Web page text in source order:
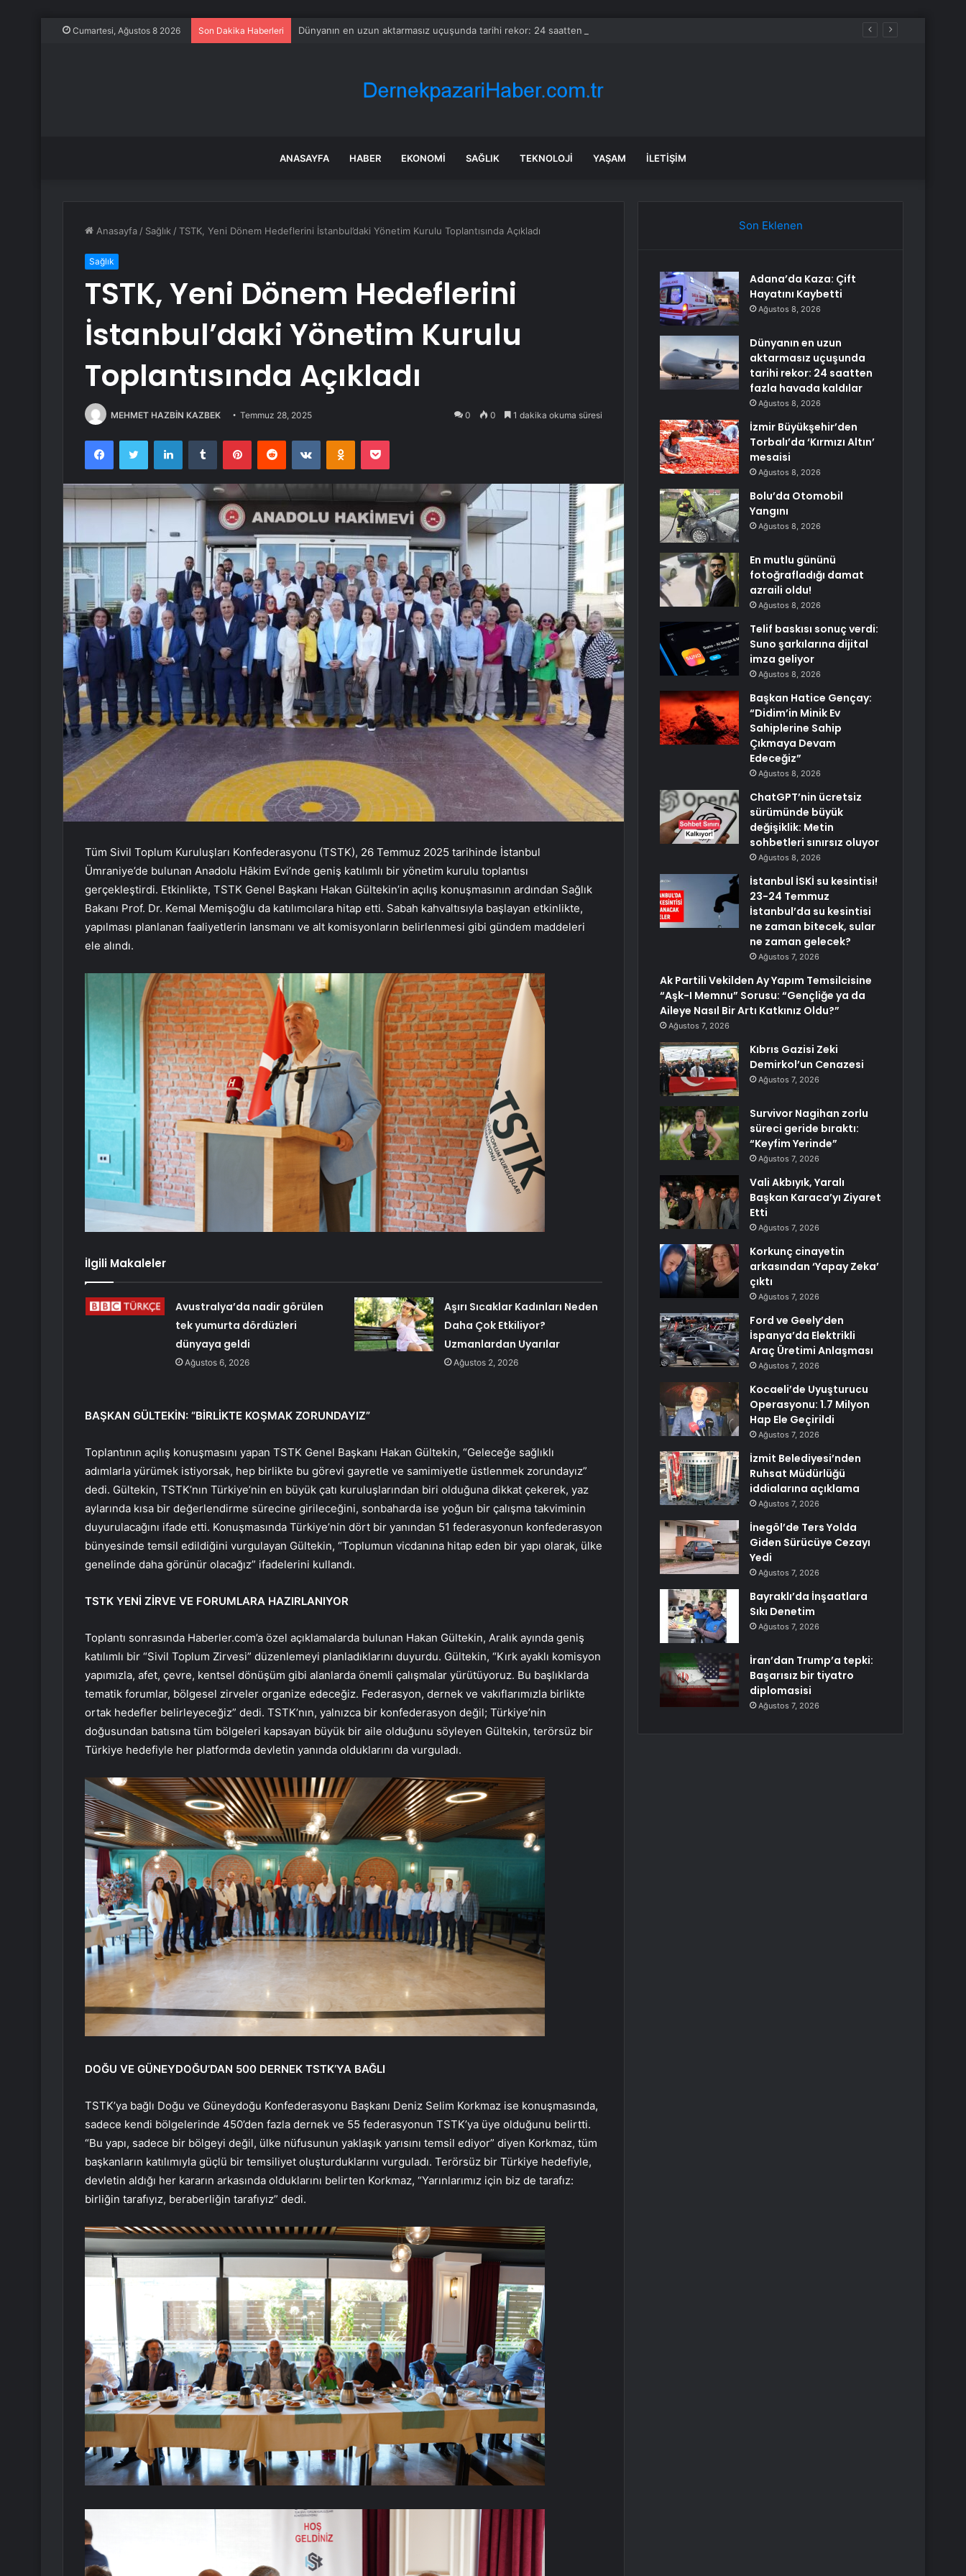
Cumartesi, Ağustos 8 2026 Son Dakika Haberleri Dünyanın en uzun aktarmasız uçuşunda tarihi rekor: 24 saatten fazla havada kaldılar
ANASAYFA HABER EKONOMI SAĞLIK TEKNOLOJI YAŞAM İLETIŞIM
Anasayfa / Sağlık /TSTK, Yeni Dönem Hedeflerini İstanbul’daki Yönetim Kurulu Toplantısında Açıkladı
Sağlık
TSTK, Yeni Dönem Hedeflerini
İstanbul’daki Yönetim Kurulu
Toplantısında Açıkladı
MEHMET HAZBİN KAZBEK Temmuz 28, 2025 0 0 1 dakika okuma süresi
FacebookTwitter LinkedInTumblr PinterestReddit VKontakteOdnoklassniki
Pocket
Tüm Sivil Toplum Kuruluşları Konfederasyonu (TSTK), 26 Temmuz 2025 tarihinde İstanbul
Ümraniye’de bulunan Anadolu Hâkim Evi’nde geniş katılımlı bir yönetim kurulu toplantısı
gerçekleştirdi. Etkinlikte, TSTK Genel Başkanı Hakan Gültekin’in açılış konuşmasının ardından Sağlık
Bakanı Prof. Dr. Kemal Memişoğlu da katılımcılara hitap etti. Sabah kahvaltısıyla başlayan etkinlikte,
yapılması planlanan faaliyetlerin lansmanı ve alt komisyonların belirlenmesi gibi gündem maddeleri
ele alındı.
İlgili Makaleler
Avustralya’da nadir görülen
tek yumurta dördüzleri
dünyaya geldi
Ağustos 6, 2026
Aşırı Sıcaklar Kadınları Neden
Daha Çok Etkiliyor?
Uzmanlardan Uyarılar
Ağustos 2, 2026
BAŞKAN GÜLTEKİN: “BİRLİKTE KOŞMAK ZORUNDAYIZ”
Toplantının açılış konuşmasını yapan TSTK Genel Başkanı Hakan Gültekin, “Geleceğe sağlıklı
adımlarla yürümek istiyorsak, hep birlikte bu görevi gayretle ve samimiyetle üstlenmek zorundayız”
dedi. Gültekin, TSTK’nın Türkiye’nin en büyük çatı kuruluşlarından biri olduğuna dikkat çekerek, yaz
aylarında kısa bir değerlendirme sürecine girileceğini, sonbaharda ise yoğun bir çalışma takviminin
duyurulacağını ifade etti. Konuşmasında Türkiye’nin dört bir yanından 51 federasyonun konfederasyon
bünyesinde temsil edildiğini vurgulayan Gültekin, “Toplumun vicdanına hitap eden bir yapı olarak, ülke
genelinde daha görünür olacağız” ifadelerini kullandı.
TSTK YENİ ZİRVE VE FORUMLARA HAZIRLANIYOR
Toplantı sonrasında Haberler.com’a özel açıklamalarda bulunan Hakan Gültekin, Aralık ayında geniş
katılımlı bir “Sivil Toplum Zirvesi” düzenlemeyi planladıklarını duyurdu. Gültekin, “Kırk ayaklı komisyon
yapımızla, afet, çevre, kentsel dönüşüm gibi alanlarda önemli çalışmalar yürütüyoruz. Bu başlıklarda
tematik forumlar, bölgesel zirveler organize edeceğiz. Federasyon, dernek ve vakıflarımızla birlikte
ortak hedefler belirleyeceğiz” dedi. TSTK’nın, yalnızca bir konfederasyon değil; Türkiye’nin
doğusundan batısına tüm bölgeleri kapsayan büyük bir aile olduğunu söyleyen Gültekin, terörsüz bir
Türkiye hedefiyle her platformda devletin yanında olduklarını da vurguladı.
DOĞU VE GÜNEYDOĞU’DAN 500 DERNEK TSTK’YA BAĞLI
TSTK’ya bağlı Doğu ve Güneydoğu Konfederasyonu Başkanı Deniz Selim Korkmaz ise konuşmasında,
sadece kendi bölgelerinde 450’den fazla dernek ve 55 federasyonun TSTK’ya üye olduğunu belirtti.
“Bu yapı, sadece bir bölgeyi değil, ülke nüfusunun yaklaşık yarısını temsil ediyor” diyen Korkmaz, tüm
başkanların katılımıyla güçlü bir temsiliyet oluşturduklarını vurguladı. Terörsüz bir Türkiye hedefiyle,
devletin aldığı her kararın arkasında olduklarını belirten Korkmaz, “Yarınlarımız için biz de tarafız:
birliğin tarafıyız, beraberliğin tarafıyız” dedi.
Son Eklenen
Adana’da Kaza: Çift
Hayatını Kaybetti
Ağustos 8, 2026
Dünyanın en uzun
aktarmasız uçuşunda
tarihi rekor: 24 saatten
fazla havada kaldılar
Ağustos 8, 2026
İzmir Büyükşehir’den
Torbalı’da ‘Kırmızı Altın’
mesaisi
Ağustos 8, 2026
Bolu’da Otomobil
Yangını
Ağustos 8, 2026
En mutlu gününü
fotoğrafladığı damat
azraili oldu!
Ağustos 8, 2026
Telif baskısı sonuç verdi:
Suno şarkılarına dijital
imza geliyor
Ağustos 8, 2026
Başkan Hatice Gençay:
“Didim’in Minik Ev
Sahiplerine Sahip
Çıkmaya Devam
Edeceğiz”
Ağustos 8, 2026
ChatGPT’nin ücretsiz
sürümünde büyük
değişiklik: Metin
sohbetleri sınırsız oluyor
Ağustos 8, 2026
İstanbul İSKİ su kesintisi!
23-24 Temmuz
İstanbul’da su kesintisi
ne zaman bitecek, sular
ne zaman gelecek?
Ağustos 7, 2026
Ak Partili Vekilden Ay Yapım Temsilcisine
“Aşk-I Memnu” Sorusu: “Gençliğe ya da
Aileye Nasıl Bir Artı Katkınız Oldu?”
Ağustos 7, 2026
Kıbrıs Gazisi Zeki
Demirkol’un Cenazesi
Ağustos 7, 2026
Survivor Nagihan zorlu
süreci geride bıraktı:
“Keyfim Yerinde”
Ağustos 7, 2026
Vali Akbıyık, Yaralı
Başkan Karaca’yı Ziyaret
Etti
Ağustos 7, 2026
Korkunç cinayetin
arkasından ‘Yapay Zeka’
çıktı
Ağustos 7, 2026
Ford ve Geely’den
İspanya’da Elektrikli
Araç Üretimi Anlaşması
Ağustos 7, 2026
Kocaeli’de Uyuşturucu
Operasyonu: 1.7 Milyon
Hap Ele Geçirildi
Ağustos 7, 2026
İzmit Belediyesi’nden
Ruhsat Müdürlüğü
iddialarına açıklama
Ağustos 7, 2026
İnegöl’de Ters Yolda
Giden Sürücüye Cezayı
Yedi
Ağustos 7, 2026
Bayraklı’da İnşaatlara
Sıkı Denetim
Ağustos 7, 2026
İran’dan Trump’a tepki:
Başarısız bir tiyatro
diplomasisi
Ağustos 7, 2026